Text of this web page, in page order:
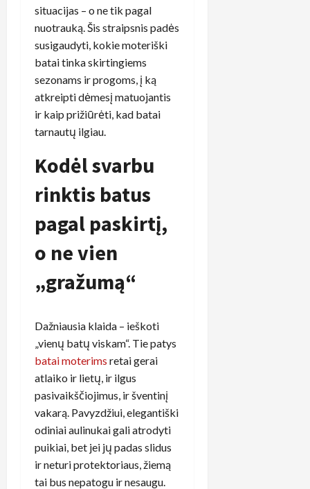
situacijas – o ne tik pagal
nuotrauką. Šis straipsnis padės
susigaudyti, kokie moteriški
batai tinka skirtingiems
sezonams ir progoms, į ką
atkreipti dėmesį matuojantis
ir kaip prižiūrėti, kad batai
tarnautų ilgiau.
Kodėl svarbu
rinktis batus
pagal paskirtį,
o ne vien
„gražumą“
Dažniausia klaida – ieškoti
„vienų batų viskam“. Tie patys
batai moterims retai gerai
atlaiko ir lietų, ir ilgus
pasivaikščiojimus, ir šventinį
vakarą. Pavyzdžiui, elegantiški
odiniai aulinukai gali atrodyti
puikiai, bet jei jų padas slidus
ir neturi protektoriaus, žiemą
tai bus nepatogu ir nesaugu.